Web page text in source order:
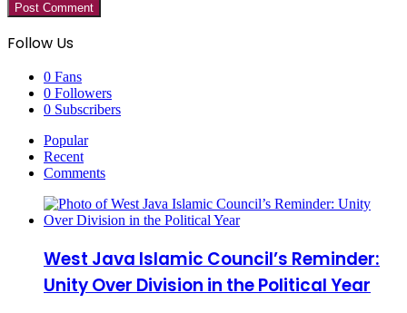
Follow Us
0 Fans
0 Followers
0 Subscribers
Popular
Recent
Comments
West Java Islamic Council’s Reminder:
Unity Over Division in the Political Year